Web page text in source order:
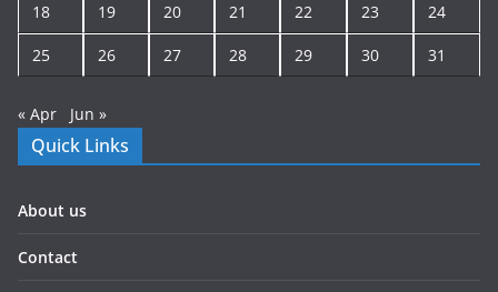
18 19 20 21 22 23 24
25 26 27 28 29 30 31
« Apr Jun »
Quick Links
About us
Contact